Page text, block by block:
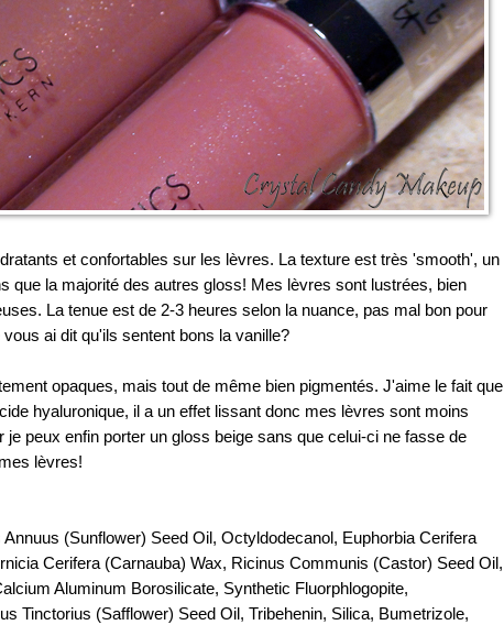
et confortables sur les lèvres. La texture est très 'smooth', un
que la majorité des autres gloss! Mes lèvres sont lustrées, bien
La tenue est de 2-3 heures selon la nuance, pas mal bon pour
ai dit qu'ils sentent bons la vanille?
opaques, mais tout de même bien pigmentés. J'aime le fait que
hyaluronique, il a un effet lissant donc mes lèvres sont moins
je peux enfin porter un gloss beige sans que celui-ci ne fasse de
lèvres!
(Sunflower) Seed Oil, Octyldodecanol, Euphorbia Cerifera
Cerifera (Carnauba) Wax, Ricinus Communis (Castor) Seed Oil,
Aluminum Borosilicate, Synthetic Fluorphlogopite,
Tinctorius (Safflower) Seed Oil, Tribehenin, Silica, Bumetrizole,